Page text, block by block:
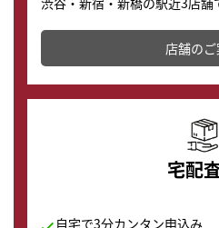
その場で現金買取致します。
店舗を併設しており、下取り
の購入もできます♪
店舗の
宅配
自宅で3分カンタン申込み